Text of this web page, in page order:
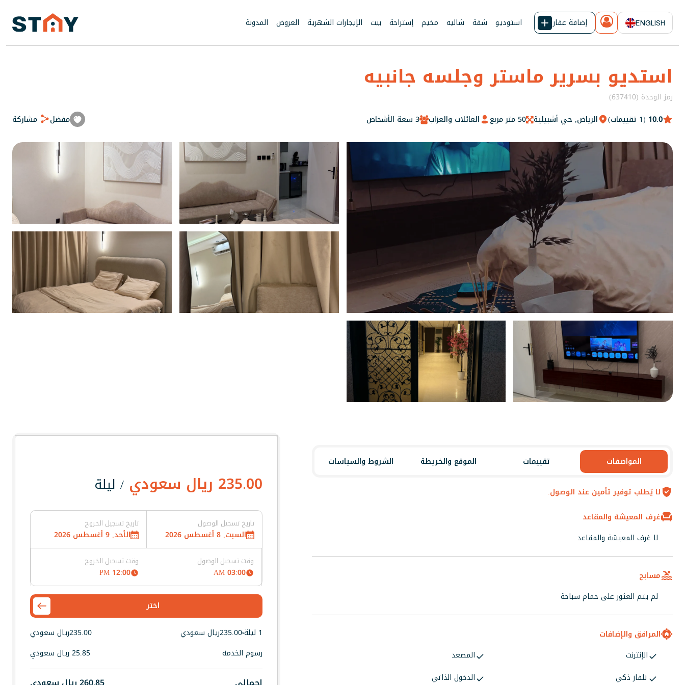
استوديو شقة شاليه مخيم إستراحة بيت الإيجارات الشهرية العروض المدونة إضافة عقار ENGLISH
استديو بسرير ماستر وجلسه جانبيه
رمز الوحدة (637410)
10.0 (1 تقييمات) الرياض, حي أشبيلية 50 متر مربع العائلات والعزاب 3 سعة الأشخاص مفضل مشاركة
المواصفات تقييمات الموقع والخريطة الشروط والسياسات
لا يُطلب توفير تأمين عند الوصول.
غرف المعيشة والمقاعد
لا غرف المعيشة والمقاعد
مسابح
لم يتم العثور على حمام سباحة
المرافق والإضافات
الإنترنت
المصعد
تلفاز ذكي
الدخول الذاتي
235.00 ريال سعودي / ليلة
تاريخ تسجيل الوصول
السبت, 8 أغسطس 2026
تاريخ تسجيل الخروج
الأحد, 9 أغسطس 2026
وقت تسجيل الوصول
03:00 AM
وقت تسجيل الخروج
12:00 PM
اختر
1 ليلة
x
235.00ريال سعودي 235.00ريال سعودي
رسوم الخدمة
25.85 ريال سعودي